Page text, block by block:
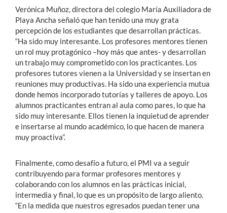
Verónica Muñoz, directora del colegio María Auxiliadora de
Playa Ancha señaló que han tenido una muy grata
percepción de los estudiantes que desarrollan prácticas.
“Ha sido muy interesante. Los profesores mentores tienen
un rol muy protagónico –hoy más que antes- y desarrollan
un trabajo muy comprometido con los practicantes. Los
profesores tutores vienen a la Universidad y se insertan en
reuniones muy productivas. Ha sido una experiencia mutua
donde hemos incorporado tutorías y talleres de apoyo. Los
alumnos practicantes entran al aula como pares, lo que ha
sido muy interesante. Ellos tienen la inquietud de aprender
e insertarse al mundo académico, lo que hacen de manera
muy proactiva”.
Finalmente, como desafío a futuro, el PMI va a seguir
contribuyendo para formar profesores mentores y
colaborando con los alumnos en las prácticas inicial,
intermedia y final, lo que es un propósito de largo aliento.
“En la medida que nuestros egresados puedan tener una